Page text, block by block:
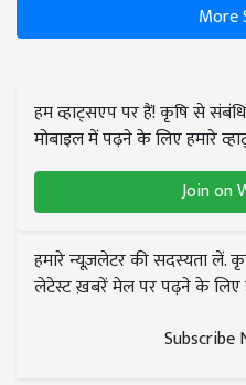
More
हम व्हाट्सएप पर हैं! कृषि से
मोबाइल में पढ़ने के लिए हमारे
Join on
हमारे न्यूज़लेटर की सदस्यता लें.
लेटेस्ट ख़बरें मेल पर पढ़ने के लिए
Subscribe